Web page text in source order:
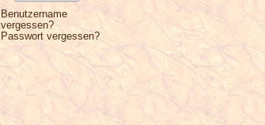
Benutzername
vergessen?
Passwort vergessen?